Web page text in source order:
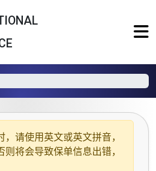
，请使用 英文或英文拼音，
将会导致保单信息出错，